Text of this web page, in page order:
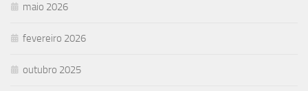
maio 2026
fevereiro 2026
outubro 2025